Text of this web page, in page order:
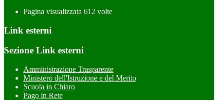
Pagina visualizzata 612 volte
Link esterni
Sezione Link esterni
Amministrazione Trasparente
Ministero dell'Istruzione e del Merito
Scuola in Chiaro
Pago in Rete